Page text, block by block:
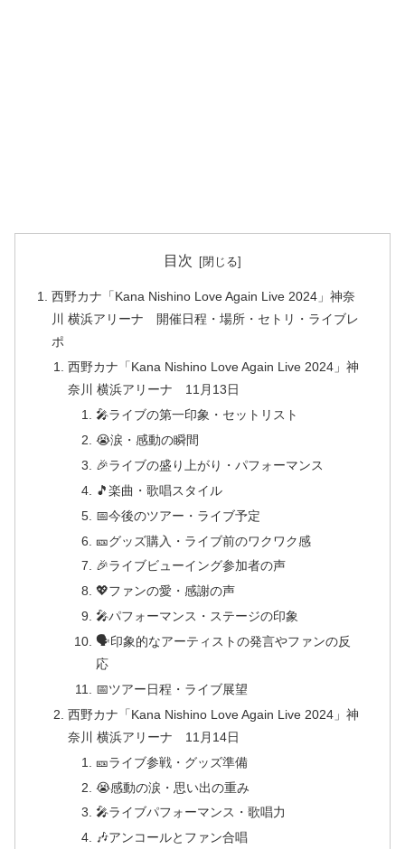
目次
西野カナ「Kana Nishino Love Again Live 2024」神奈
川 横浜アリーナ 開催日程・場所・セトリ・ライブレ
ポ
西野カナ「Kana Nishino Love Again Live 2024」神
奈川 横浜アリーナ 11月13日
🎤ライブの第一印象・セットリスト
😭涙・感動の瞬間
🎉ライブの盛り上がり・パフォーマンス
🎵楽曲・歌唱スタイル
📅今後のツアー・ライブ予定
🎫グッズ購入・ライブ前のワクワク感
🎉ライブビューイング参加者の声
💖ファンの愛・感謝の声
🎤パフォーマンス・ステージの印象
🗣️印象的なアーティストの発言やファンの反
応
📅ツアー日程・ライブ展望
西野カナ「Kana Nishino Love Again Live 2024」神
奈川 横浜アリーナ 11月14日
🎫ライブ参戦・グッズ準備
😭感動の涙・思い出の重み
🎤ライブパフォーマンス・歌唱力
🎶アンコールとファン合唱